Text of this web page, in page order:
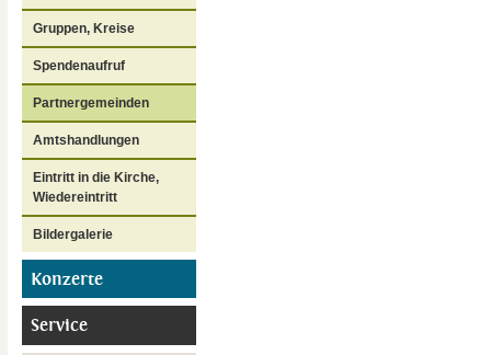
Gruppen, Kreise
Spendenaufruf
Partnergemeinden
Amtshandlungen
Eintritt in die Kirche,
Wiedereintritt
Bildergalerie
Konzerte
Service